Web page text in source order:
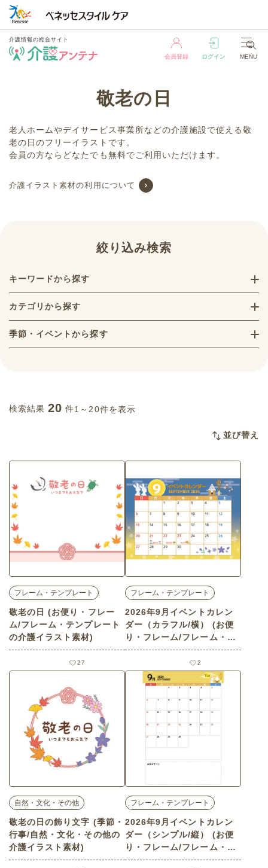
介護情報の総合サイト
会員登録 ログイン MENU
会員登録
敬老の日
老人ホームやデイサービス事業所などの介護施設で使える敬
老の日のフリーイラストです。
会員の方ならどなたでも無料でご利用いただけます。
介護イラスト素材の利用について
絞り込み検索
キーワードから探す
カテゴリから探す
季節・イベントから探す
検索結果 20 件1～20件を表示
並び替え
フレーム・テンプレート
敬老の日 (お便り・フレー
ム/フレーム・テンプレート
の介護イラスト素材)
27
フレーム・テンプレート
2026年9月イベントカレン
ダー（カラフル/横） (お便
り・フレーム/フレーム・テ
ンプレートの介護イラスト
2
自然・文化・その他
敬老の日の飾り文字 (季節・
行事/自然・文化・その他の
介護イラスト素材)
フレーム・テンプレート
2026年9月イベントカレン
ダー（シンプル/縦） (お便
り・フレーム/フレーム・テ
ンプレートの介護イラスト